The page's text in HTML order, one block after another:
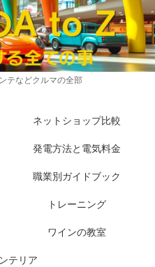
テなどクルマの全部
ネットショップ比較
発電方法と電気料金
職業別ガイドブック
トレーニング
ワインの教室
テリア